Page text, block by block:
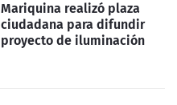
Mariquina realizó plaza
ciudadana para difundir
proyecto de iluminación